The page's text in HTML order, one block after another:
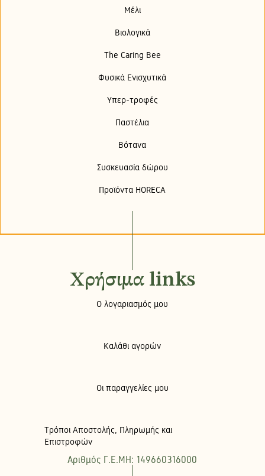
Μέλι
Βιολογικά
The Caring Bee
Φυσικά Ενισχυτικά
Υπερ-τροφές
Παστέλια
Βότανα
Συσκευασία δώρου
Προϊόντα HORECA
Χρήσιμα links
Ο λογαριασμός μου
Καλάθι αγορών
Οι παραγγελίες μου
Τρόποι Αποστολής, Πληρωμής και
Επιστροφών
Αριθμός Γ.Ε.ΜΗ: 149660316000